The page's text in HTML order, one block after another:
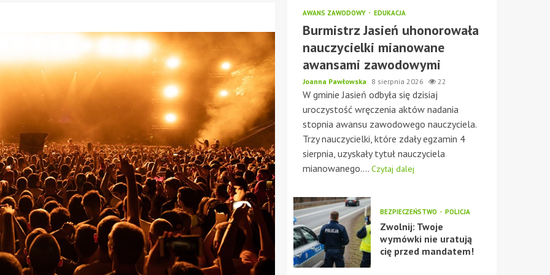
AWANS ZAWODOWY EDUKACJA
Burmistrz Jasień uhonorowała
nauczycielki mianowane
awansami zawodowymi
Joanna Pawłowska 8 sierpnia 2026 22
W gminie Jasień odbyła się dzisiaj
uroczystość wręczenia aktów nadania
stopnia awansu zawodowego nauczyciela.
Trzy nauczycielki, które zdały egzamin 4
sierpnia, uzyskały tytuł nauczyciela
mianowanego.... Czytaj dalej
BEZPIECZEŃSTWO POLICJA
Zwolnij: Twoje
wymówki nie uratują
cię przed mandatem!